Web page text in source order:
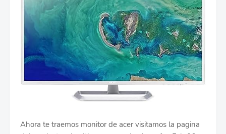
Ahora te traemos monitor de acer visitamos la pagina